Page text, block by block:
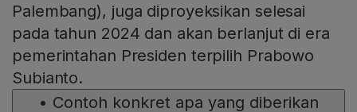
Palembang), juga diproyeksikan selesai
pada tahun 2024 dan akan berlanjut di era
pemerintahan Presiden terpilih Prabowo
Subianto.
• Contoh konkret apa yang diberikan